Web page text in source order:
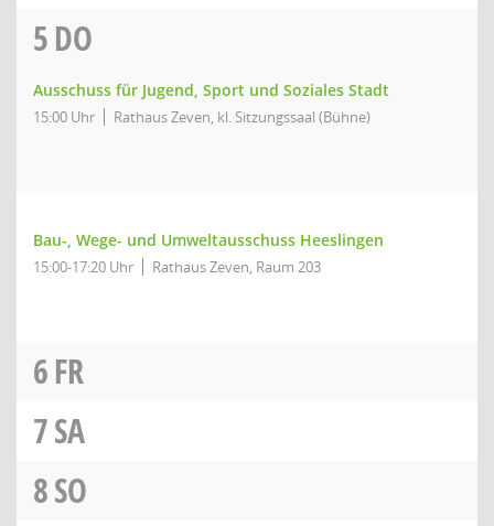
5DO
Ausschuss für Jugend, Sport und Soziales Stadt
15:00 Uhr Rathaus Zeven, kl. Sitzungssaal (Bühne)
Bau-, Wege- und Umweltausschuss Heeslingen
15:00-17:20 Uhr Rathaus Zeven, Raum 203
6FR
7SA
8SO